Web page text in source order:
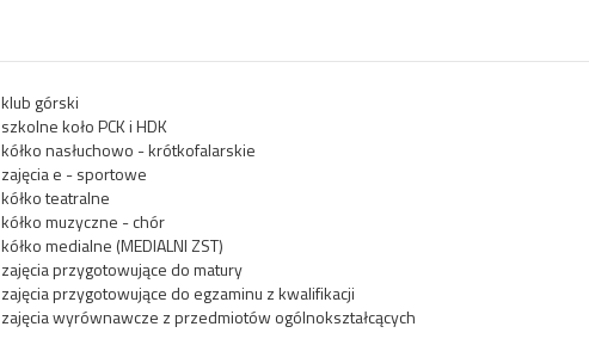
klub górski
szkolne koło PCK i HDK
kółko nasłuchowo - krótkofalarskie
zajęcia e - sportowe
kółko teatralne
kółko muzyczne - chór
kółko medialne (MEDIALNI ZST)
zajęcia przygotowujące do matury
zajęcia przygotowujące do egzaminu z kwalifikacji
zajęcia wyrównawcze z przedmiotów ogólnokształcących